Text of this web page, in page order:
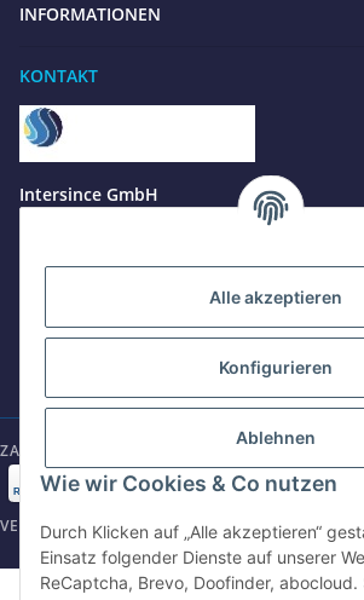
Wir sind gerne für Sie da
Jetzt anrufen
+49 8679 984969 - 0
werktags Mo–Fr
WhatsApp
+49 162 5669885
E-Mail schreiben
Webseite
www.intersince-
INFORMATIONEN
KONTAKT
Intersince GmbH
84508 Burgkirchen a.d.Alz
Mo-Fr: 8:30 - 17:00 Uhr
ZAHLUNGSARTEN
VERSANDARTEN
©2025 Intersince GmbH | powered by
Alle akzeptieren
Konfigurieren
Ablehnen
Wie wir Cookies & Co nutzen
Durch Klicken auf „Alle akzeptieren“
Einsatz folgender Dienste auf unserer
ReCaptcha, Brevo, Doofinder, abocloud.